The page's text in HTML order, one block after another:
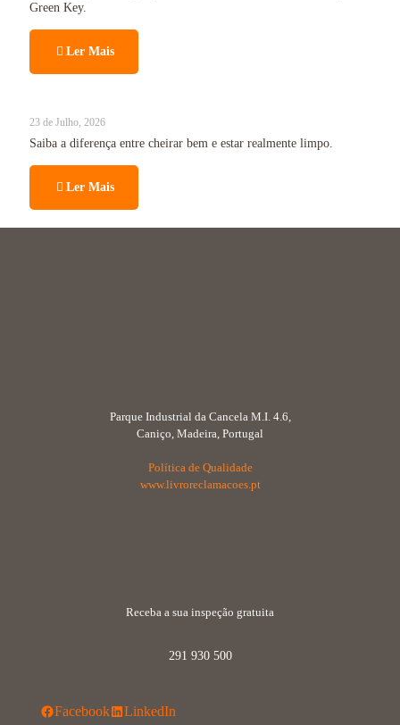
Green Key.
Ler Mais
23 de Julho, 2026
Saiba a diferença entre cheirar bem e estar realmente limpo.
Ler Mais
Parque Industrial da Cancela M.I. 4.6,
Caniço, Madeira, Portugal
Política de Qualidade
www.livroreclamacoes.pt
Receba a sua inspeção gratuita
291 930 500
Facebook LinkedIn